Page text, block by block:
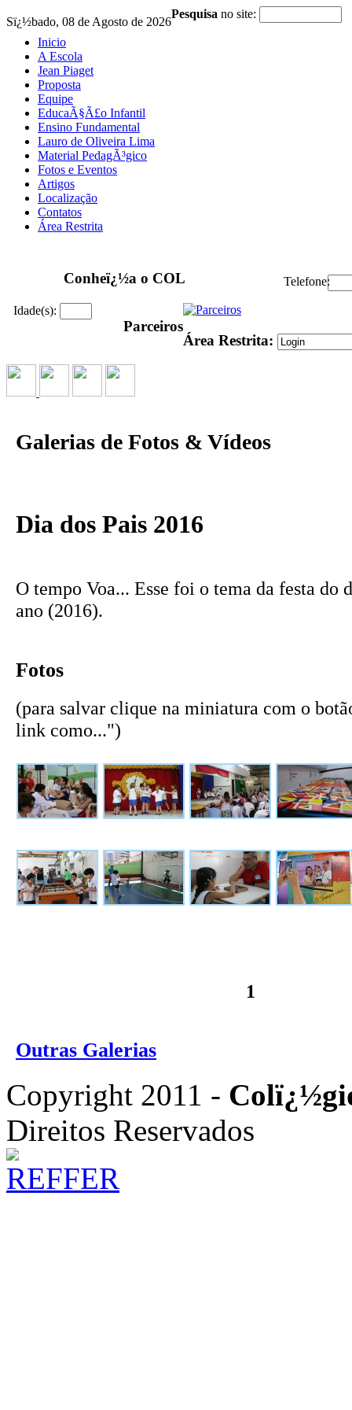
Sï¿½bado, 08 de Agosto de 2026
Pesquisa no site:
Inicio
A Escola
Jean Piaget
Proposta
Equipe
EducaÃ§Ã£o Infantil
Ensino Fundamental
Lauro de Oliveira Lima
Material PedagÃ³gico
Fotos e Eventos
Artigos
Localização
Contatos
Área Restrita
Conheï¿½a o COL Telefone:
Idade(s):
Parceiros
Área Restrita:
Galerias de Fotos & Vídeos
Dia dos Pais 2016
O tempo Voa... Esse foi o tema da festa do
ano (2016).
Fotos
(para salvar clique na miniatura com o
link como...")
1
Outras Galerias
Copyright 2011 -
Direitos Reservados